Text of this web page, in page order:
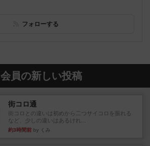
フォローする
会員の新しい投稿
街コロ通
街コロとの違いは初めから二つサイコロを振れる
など、少しの違いはあるけれ...
約3時間前 by くみ